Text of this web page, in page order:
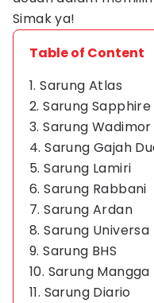
Simak ya!
Table of Content
1. Sarung Atlas
2. Sarung Sapphire
3. Sarung Wadimor
4. Sarung Gajah
5. Sarung Lamiri
6. Sarung Rabbani
7. Sarung Ardan
8. Sarung Universa
9. Sarung BHS
10. Sarung Mangga
11. Sarung Diario